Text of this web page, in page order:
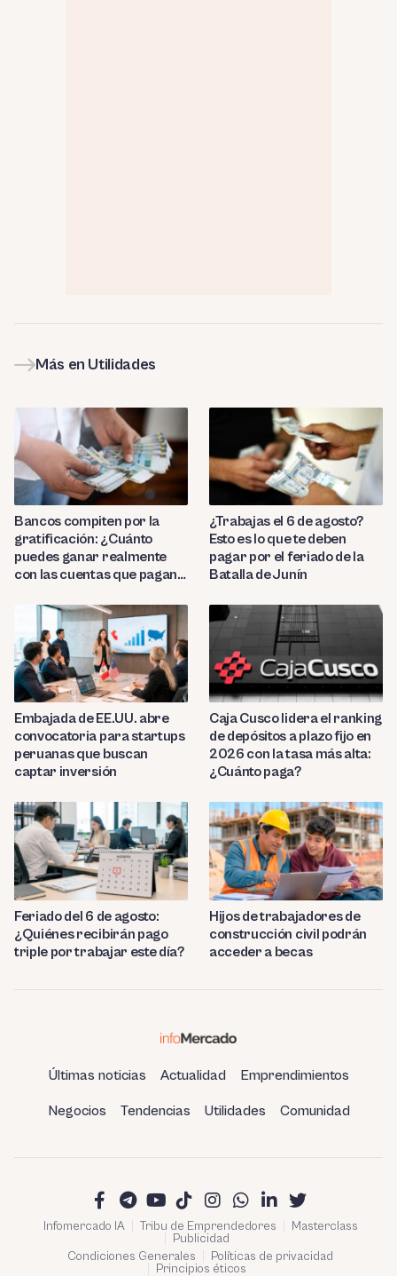
Más en Utilidades
Bancos compiten por la
gratificación: ¿Cuánto
puedes ganar realmente
con las cuentas que pagan
¿Trabajas el 6 de agosto?
Esto es lo que te deben
pagar por el feriado de la
Batalla de Junín
Embajada de EE.UU. abre
convocatoria para startups
peruanas que buscan
captar inversión
Caja Cusco lidera el ranking
de depósitos a plazo fijo en
2026 con la tasa más alta:
¿Cuánto paga?
Feriado del 6 de agosto:
¿Quiénes recibirán pago
triple por trabajar este día?
Hijos de trabajadores de
construcción civil podrán
acceder a becas
Últimas noticias Actualidad Emprendimientos
Negocios Tendencias Utilidades Comunidad
Infomercado IA Tribu de Emprendedores
Masterclass
Publicidad
Condiciones Generales
Políticas de privacidad
Principios éticos